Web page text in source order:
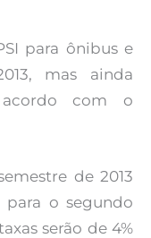
para ônibus e
mas ainda
acordo com o
de 2013
para o segundo
serão de 4%